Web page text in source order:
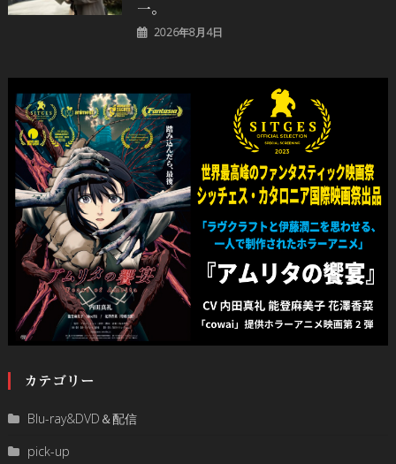
一。
2026年8月4日
カテゴリー
Blu-ray&DVD＆配信
pick-up